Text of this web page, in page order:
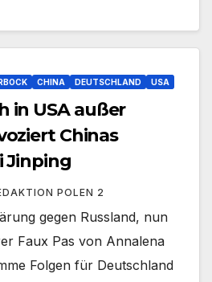
CHINA DEUTSCHLAND USA
in USA außer
Chinas
Jinping
POLEN 2
gegen Russland, nun
Faux Pas von Annalena
Folgen für Deutschland